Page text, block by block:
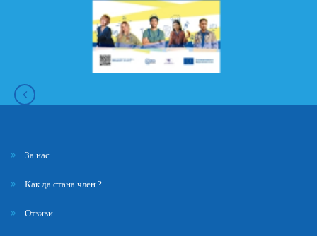
За нас
Как да стана член ?
Отзиви